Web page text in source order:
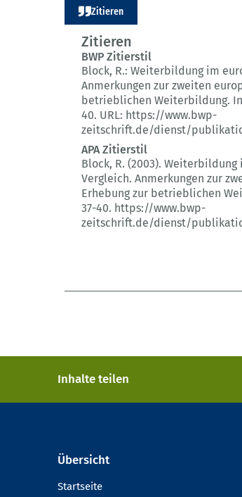
Zitieren
Zitieren
BWP Zitierstil
Block, R.: Weiterbildung im
Anmerkungen zur zweiten
betrieblichen Weiterbildung.
40. URL: https://www.bwp-
zeitschrift.de/dienst/
APA Zitierstil
Block, R. (2003). Weiterbildung
Vergleich. Anmerkungen zur
Erhebung zur betrieblichen
37-40. https://www.bwp-
zeitschrift.de/dienst/
Inhalte teilen
Übersicht
Startseite